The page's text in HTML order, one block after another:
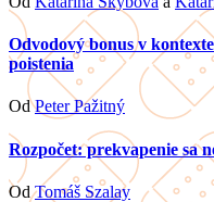
Odvodový bonus v
poistenia
OdPeter Pažitný
Rozpočet: prekvapenie sa
OdTomáš Szalay